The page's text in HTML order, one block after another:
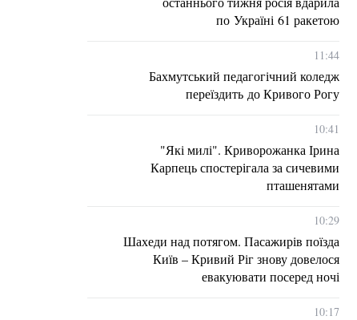
по Україні 61 ракетою
11:44
Бахмутський педагогічний коледж
переїздить до Кривого Рогу
10:41
"Які милі". Криворожанка Ірина
Карпець спостерігала за сичевими
пташенятами
10:29
Шахеди над потягом. Пасажирів поїзда
Київ – Кривий Ріг знову довелося
евакуювати посеред ночі
10:17